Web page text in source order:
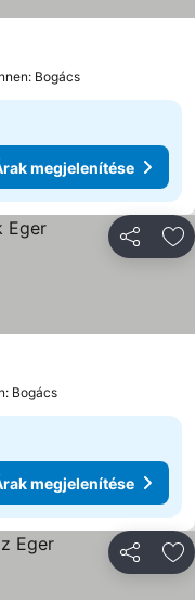
Bogács
megjelenítése
Bogács
megjelenítése